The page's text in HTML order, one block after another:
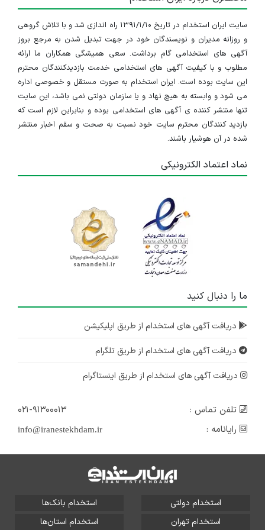
سایت ایران استخدام در تاریخ ۱۳۹۱/۱/۱۰ راه اندازی شد و با تلاش گروهی
و روزانه مدیران و نویسندگان خود در جهت تبدیل شدن به مرجع بروز
آگهی های استخدامی گام برداشت. سعی همیشگی همکاران ما ارائه
مطلوب و با کیفیت آگهی های استخدامی خدمت بازدیدکنندگان محترم
این سایت بوده است. ایران استخدام به صورت مستقل و خصوصی اداره
می شود و وابسته به هیچ نهاد و یا سازمان دولتی نمی باشد، این سایت
تنها منتشر کننده ی آگهی های استخدامی بوده و بنابراین لازم است که
بازدید کنندگان محترم سایت خود نسبت به صحت و سقم اخبار منتشر
شده در آن هوشیار باشند.
نماد اعتماد الکترونیکی
ما را دنبال کنید
دریافت آگهی های استخدام از طریق اپلیکیشن
دریافت آگهی های استخدام از طریق تلگرام
دریافت آگهی های استخدام از طریق اینستاگرام
تلفن تماس :
۰۲۱-۹۱۳۰۰۰۱۳
رایانامه :
info@iranestekhdam.ir
استخدام دولتی
استخدام بانک‌ها
استخدام تهران
استخدام استان‌ها